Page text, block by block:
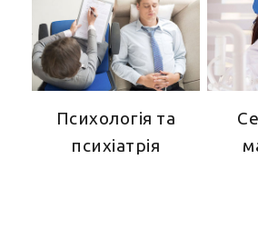
Психологія та
психіатрія